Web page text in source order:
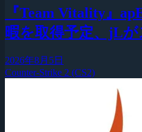
『Team Vitality』
暇を取得予定、jL
2026年8月5日
Counter-Strike 2 (CS2)